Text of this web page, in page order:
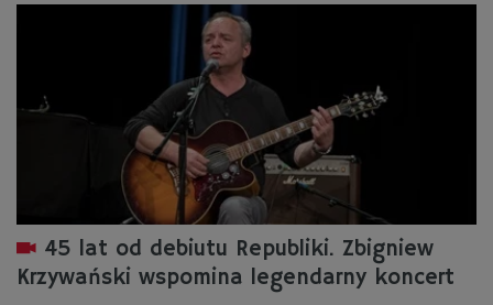
45 lat od debiutu Republiki. Zbigniew
Krzywański wspomina legendarny koncert